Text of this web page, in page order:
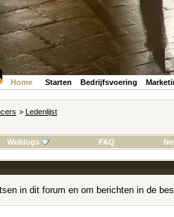
Home Starten Bedrijfsvoering
> Ledenlijst
Weblogs FAQ
in dit forum en om berichten in de